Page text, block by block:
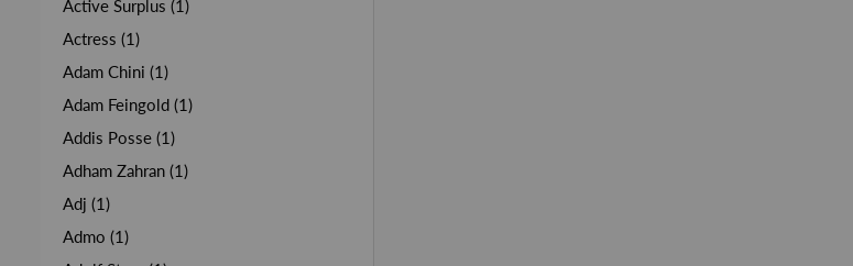
Active Surplus (1)
Actress (1)
Adam Chini (1)
Adam Feingold (1)
Addis Posse (1)
Adham Zahran (1)
Adj (1)
Admo (1)